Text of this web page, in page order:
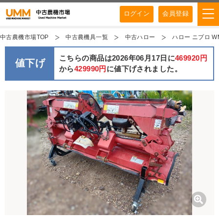
ログイン 会員登録
中古農機市場TOP 中古農機具一覧 中古ハロー ハロー ニプロ
値下げ こちらの商品は2026年06月17日に469920円
から429990円 に値下げされました。